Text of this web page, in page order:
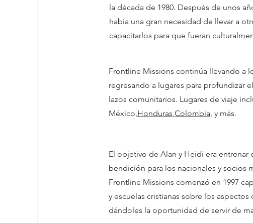
la década de 1980. Después de unos
había una gran necesidad de llevar a
capacitarlos para que fueran
Frontline Missions continúa llevando a
regresando a lugares para profundizar
lazos comunitarios. Lugares de viaje
México,Honduras,Colombia, y más.
El objetivo de Alan y Heidi era entrenar
bendición para los nacionales y socios
Frontline Missions comenzó en 1997
y escuelas cristianas sobre los
dándoles la oportunidad de servir de